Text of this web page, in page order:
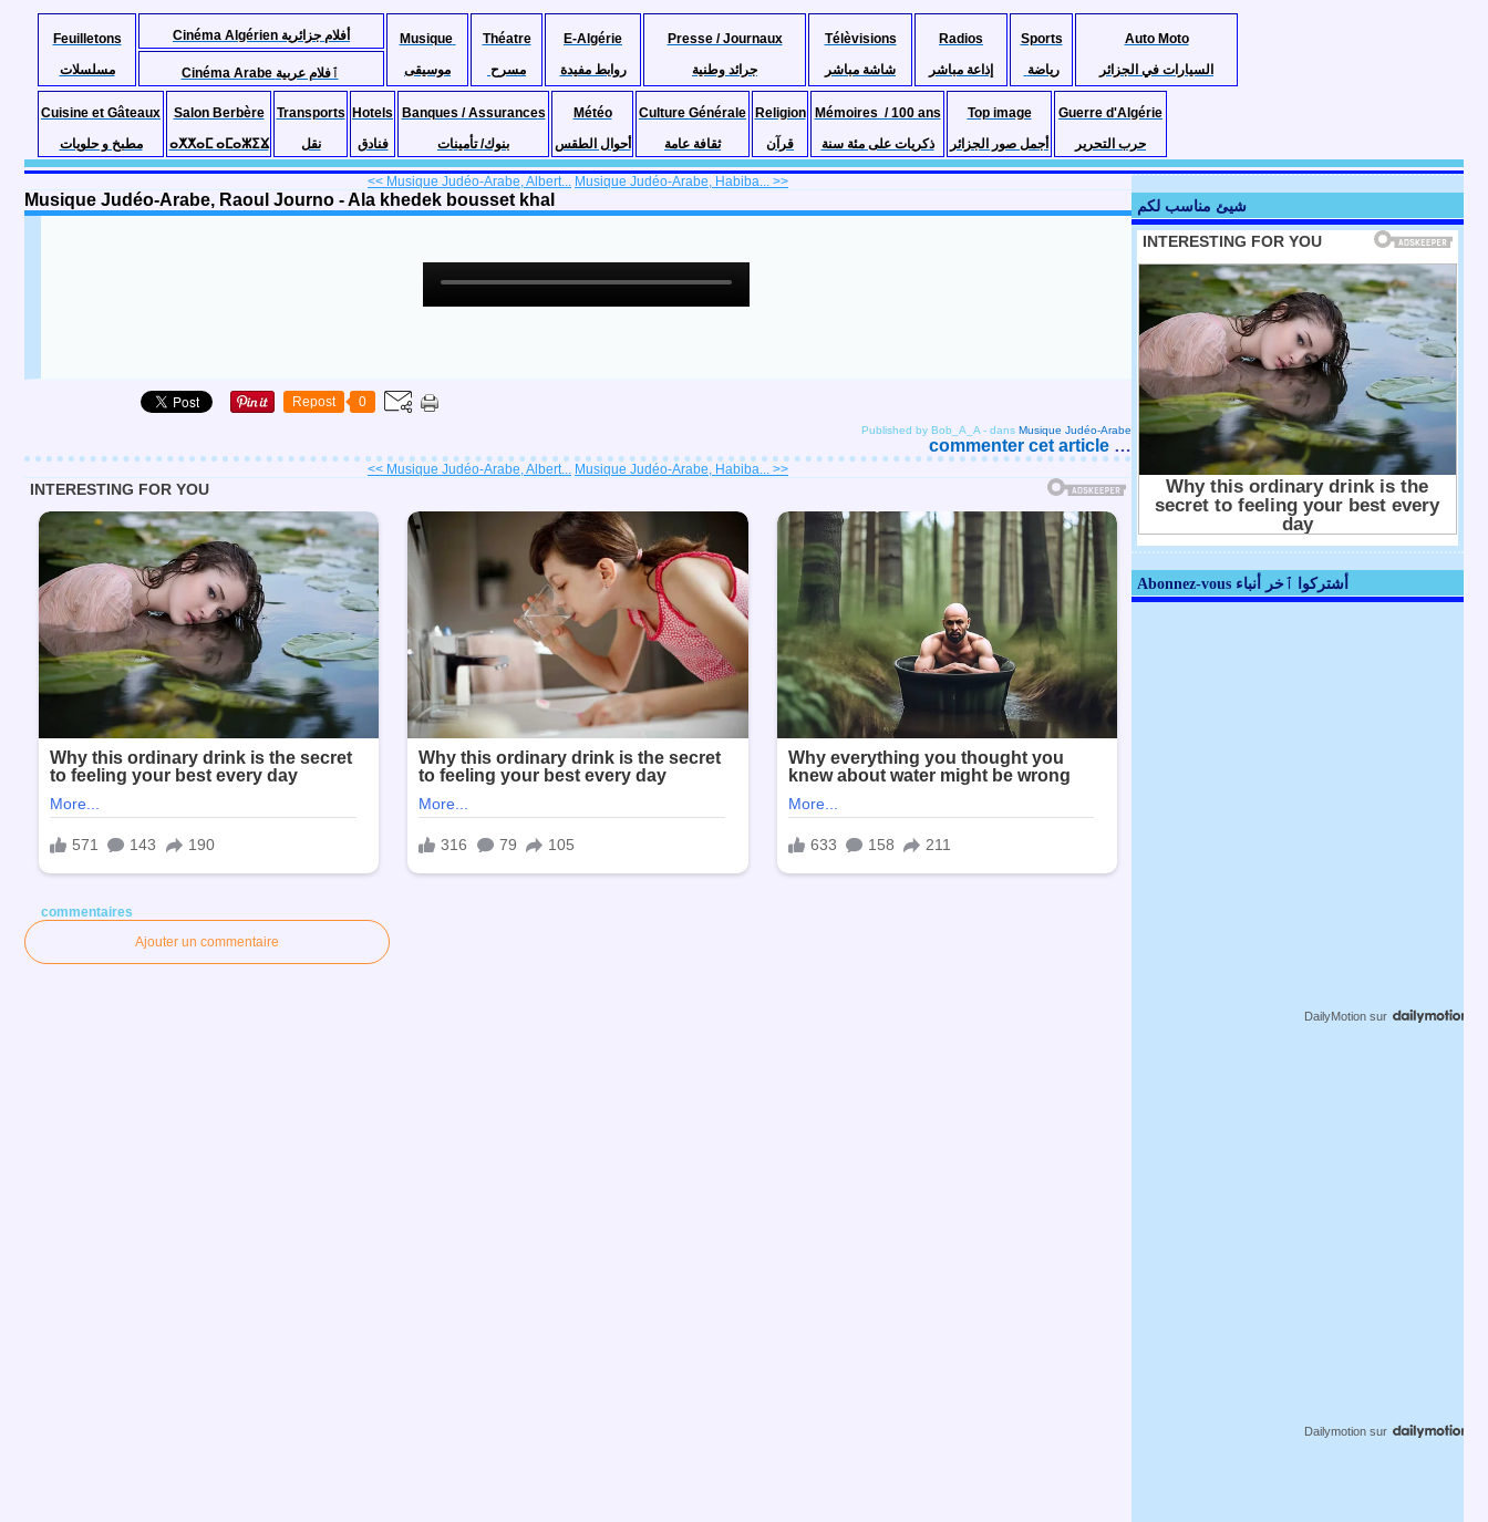
Feuilletons
مسلسلات
Cinéma Algérien أفلام جزائرية
Musique
موسيقى
Théatre
مسرح
E-Algérie
روابط مفيدة
Presse / Journaux
جرائد وطنية
Télèvisions
شاشة مباشر
Radios
إذاعة مباشر
Sports
رياضة
Auto Moto
السيارات في الجزائر
Cinéma Arabe ٱفلام عربية
Cuisine et Gâteaux
مطبخ و حلويات
Salon Berbère
ⴰⵅⵅⴰⵎ ⴰⵎⴰⵣⵉⴴ
Transports
نقل
Hotels
فنادق
Banques / Assurances
بنوك/ تأمينات
Météo
أحوال الطقس
Culture Générale
ثقافة عامة
Religion
قرآن
Mémoires / 100 ans
ذكريات على مئة سنة
Top image
أجمل صور الجزائر
Guerre d'Algérie
حرب التحرير
<< Musique Judéo-Arabe, Albert... Musique Judéo-Arabe, Habiba... >>
Musique Judéo-Arabe, Raoul Journo - Ala khedek bousset khal
Repost 0
Published by Bob_A_A - dans Musique Judéo-Arabe
commenter cet article …
<< Musique Judéo-Arabe, Albert... Musique Judéo-Arabe, Habiba... >>
commentaires
Ajouter un commentaire
شيئ مناسب لكم
Abonnez-vous أشتركوا ٱخر أنباء
DailyMotion sur
Dailymotion sur